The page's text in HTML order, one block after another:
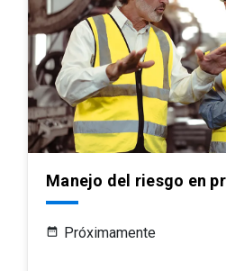
Manejo del riesgo en
Próximamente